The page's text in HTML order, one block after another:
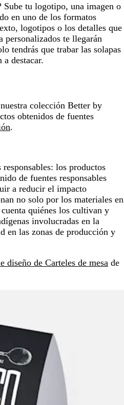
Sube tu logotipo, una imagen o
en uno de los formatos
logotipos o los detalles que
personalizados te llegarán
tendrás que trabar las solapas
a destacar.
colección Better by
obtenidos de fuentes
.
los productos
de fuentes responsables
a reducir el impacto
no solo por los materiales en
quiénes los cultivan y
involucradas en la
en las zonas de producción y
diseño de Carteles de mesa de